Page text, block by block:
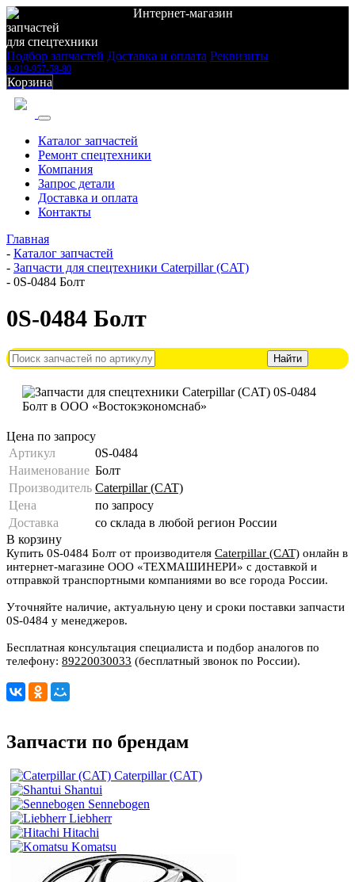
Интернет-магазин
запчастей
для спецтехники
Подбор запчастей Доставка и оплата Реквизиты
8-919-957-58-80
Корзина
Каталог запчастей
Ремонт спецтехники
Компания
Запрос детали
Доставка и оплата
Контакты
Главная
- Каталог запчастей
- Запчасти для спецтехники Caterpillar (CAT)
- 0S-0484 Болт
0S-0484 Болт
Цена по запросу
Артикул
0S-0484
Наименование Болт
Производитель Caterpillar (CAT)
Цена
по запросу
Доставка
со склада в любой регион России
В корзину
Купить 0S-0484 Болт от производителя Caterpillar (CAT) онлайн в
интернет-магазине ООО «ТЕХМАШИНЕРИ» с доставкой и
отправкой транспортными компаниями во все города России.
Уточняйте наличие, актуальную цену и сроки поставки запчасти
0S-0484 у менеджеров.
Бесплатная консультация специалиста и подбор аналогов по
телефону: 89220030033 (бесплатный звонок по России).
Запчасти по брендам
Caterpillar (CAT)
Shantui
Sennebogen
Liebherr
Hitachi
Komatsu